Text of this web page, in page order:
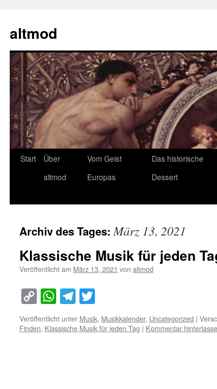
springen
altmod
Start
Über
altmod
Vom Geist
Europas
Das historische
Dessert
Archiv des Tages:März 13, 2021
Klassische Musik für jeden
Veröffentlicht am März 13, 2021 von altmod
Copy
Link
WhatsApp
Telegram
Veröffentlicht unter Musik, Musikkalender, Uncategorized |
Finden, Klassische Musik für jeden Tag | Kommentar